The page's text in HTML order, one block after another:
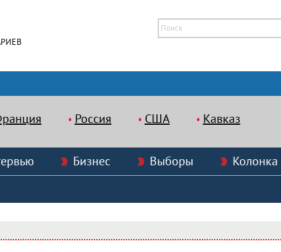
Россия США Кавказ
Бизнес Выборы
Колонка